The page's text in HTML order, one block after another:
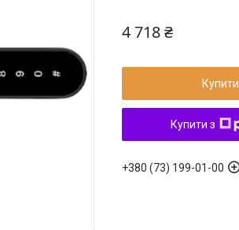
4 718 ₴
Купити
Купити з
+380 (73) 199-01-00